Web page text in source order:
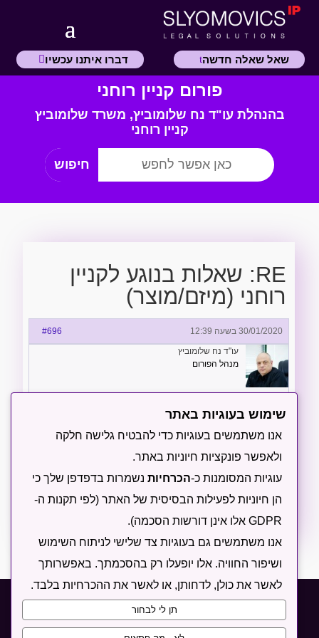
דברו איתנו עכשיו שאל שאלה חדשה
פורום קניין רוחני
בהנהלת עו"ד נח שלומוביץ, משרד שלומוביץ
קניין רוחני
RE: שאלות בנוגע לקניין
רוחני (מיזם/מוצר)
30/01/2020 בשעה 12:39
#696
עו"ד נח שלומוביץ
מנהל הפורום
על נכסים אינטלקטואליים, בין השאר הסכמים, או רישום
מוקדם של זכויות.
רוחני, ובכל אחד מהם יש כללים מיוחדים ומסגרות שעל
פיהן ניתן לבחון מה ראוי להגנה ומה לא.
תקנון מדיניות פרטיות
מדיניות עוגיות
הצהרת נגישות
שימוש בעוגיות באתר
אנו משתמשים בעוגיות כדי להבטיח גלישה חלקה
ולאפשר פונקציות חיוניות באתר.
עוגיות המסומנות כ-הכרחיותנשמרות בדפדפן שלך כי
הן חיוניות לפעילות הבסיסית של האתר (לפי תקנות ה-
GDPR אלו אינן דורשות הסכמה).
אנו משתמשים גם בעוגיות צד שלישי לניתוח השימוש
ושיפור החוויה. אלו יופעלו רק בהסכמתך. באפשרותך
לאשר את כולן, לדחותן, או לאשר את ההכרחיות בלבד.
תן לי לבחור